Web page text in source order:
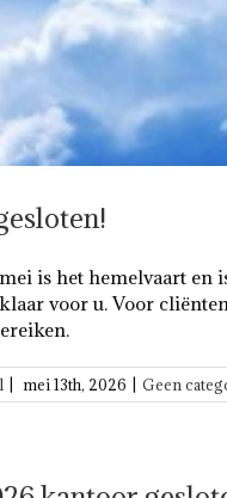
is het hemelvaart en
voor u. Voor
mei 13th, 2026 Geen